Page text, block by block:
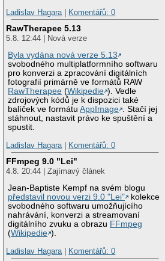
Ladislav Hagara| Komentářů: 0
RawTherapee 5.13
5.8. 12:44 | Nová verze
Byla vydána nová verze 5.13
svobodného multiplatformního softwaru
pro konverzi a zpracování digitálních
fotografií primárně ve formátů RAW
RawTherapee (Wikipedie ). Vedle
zdrojových kódů je k dispozici také
balíček ve formátuAppImage . Stačí jej
stáhnout, nastavit právo ke spuštění a
spustit.
Ladislav Hagara| Komentářů: 0
FFmpeg 9.0 "Lei"
4.8. 20:44 | Zajímavý článek
Jean-Baptiste Kempf na svém blogu
představil novou verzi 9.0 "Lei"
kolekce
svobodného softwaru umožňujícího
nahrávání, konverzi a streamovaní
digitálního zvuku a obrazu FFmpeg
(Wikipedie ).
Ladislav Hagara| Komentářů: 0